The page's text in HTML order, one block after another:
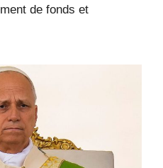
de fonds et